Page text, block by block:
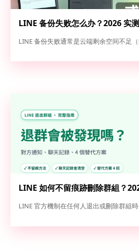
LINE 备份失败怎么办？2026 实
LINE 备份失败通常是云端剩余空间不足
LINE 如何不留痕跡刪除群組？
知鬼不覺」退群與解散全攻略
LINE 官方機制在任何人退出或刪除群組